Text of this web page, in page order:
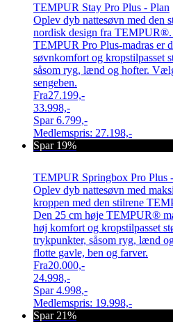
TEMPUR Stay Pro Plus - Plan
Oplev dyb nattesøvn med den
nordisk design fra
TEMPUR Pro Plus-madras er
søvnkomfort og kropstilpasset
såsom ryg, lænd og hofter.
sengeben.
Fra27.199,-
33.998,-
Spar6.799,-
Medlemspris: 27.198,-
Spar 19%
TEMPUR Springbox Pro Plus
Oplev dyb nattesøvn med
kroppen med den stilrene
Den 25 cm høje TEMPUR®
høj komfort og kropstilpasset
trykpunkter, såsom ryg, lænd
flotte gavle, ben og farver.
Fra20.000,-
24.998,-
Spar4.998,-
Medlemspris: 19.998,-
Spar 21%